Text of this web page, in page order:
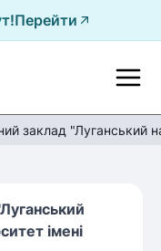
Перейти
заклад "Луганський
імені